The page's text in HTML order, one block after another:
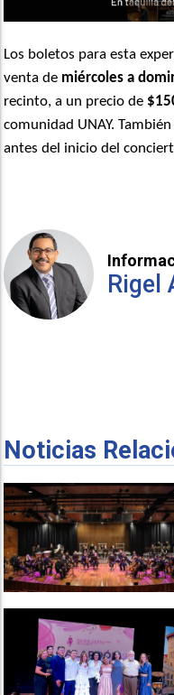
Los boletos para esta
venta de miércoles a
recinto, a un precio de
comunidad UNAY.
antes del inicio del
Rigel
Noticias